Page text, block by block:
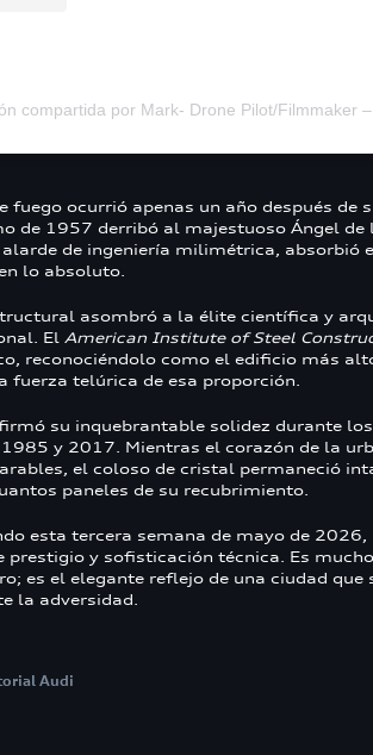
compartida por Mark- Drone Pilot/Filmmaker
fuego ocurrió apenas un año después de
de 1957 derribó al majestuoso Ángel de
alarde de ingeniería milimétrica, absorbió
lo absoluto.
asombró a la élite científica y
El American Institute of Steel
reconociéndolo como el edificio más
fuerza telúrica de esa proporción.
su inquebrantable solidez durante
y 2017. Mientras el corazón de la
el coloso de cristal permaneció
paneles de su recubrimiento.
esta tercera semana de mayo de
prestigio y sofisticación técnica. Es
es el elegante reflejo de una ciudad que
la adversidad.
Audi